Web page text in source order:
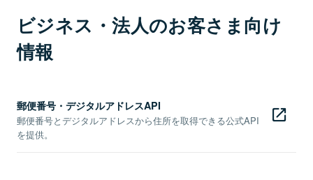
ビジネス・法人のお客さま向け
情報
郵便番号・デジタルアドレスAPI
郵便番号とデジタルアドレスから住所を取得できる公式API
を提供。